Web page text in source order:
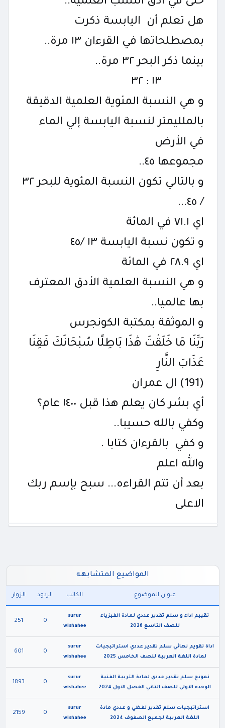
هل تعلم أن اليابسة ذكرت
بمصطلحاتها في القرءان ١٣ مرة..
بينما ذكر البحر ٣٢ مرة..
و هي النسبة المئوية العلمية الدقيقة
بالملليمتر لنسبة اليابسة إلي الماء
في الأرض
مجموعها ٤٥..
و بالتالي تكون النسبة المئوية للبحر ٣٢
/ ٤٥...
اي ٧١.١ في المائة
و تكون نسبة اليابسة ١٣ /٤٥
اي ٢٨.٩ في المائة
و هي النسبة العلمية الأدق المعترف
بها عالميا..
و الموثقة بمكتبة الكونجرس
رَبَّنَا مَا خَلَقْتَ هَٰذَا بَاطِلًا سُبْحَانَكَ فَقِنَا
عَذَابَ النَّارِ
(191) ال عمران
أي بشر كان يعلم هذا قبل ١٤٠٠ عام؟
وكفي بالله حسيبا..
و كفي بالقرءان كتابا .
والله اعلم
بعد أن تتم القراءه... سبح بإسم ربك
الاعلى
المواضيع المتشابهه
عنوان الموضوع الكاتب الردود الزوار
تقييم اداء و سلم تقدير عددي لمادة الفيزياء
للصف التاسع 2026
surur
wishahee
0
251
اداة تقويم نهائي سلم تقدير عددي استراتيجيات
لمادة اللغة العربية للصف الخامس 2025
surur
wishahee
0
601
نموذج سلم تقدير عددي لمادة التربية الفنية
الوحده الاولى للصف الثاني الفصل الاول 2024
surur
wishahee
0
1893
استراتيجيات سلم تقدير لفظي و عددي مادة
اللغة العربية لجميع الصفوف 2024
surur
wishahee
0
2159